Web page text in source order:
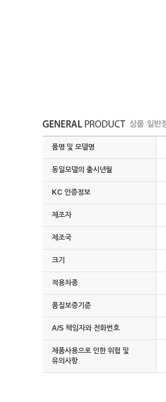
품명 및 모델명
동일모델의 출시년월
KC 인증정보
제조자
제조국
크기
적용차종
품질보증기준
A/S 책임자와 전화번호
제품사용으로 인한 위험 및
유의사항